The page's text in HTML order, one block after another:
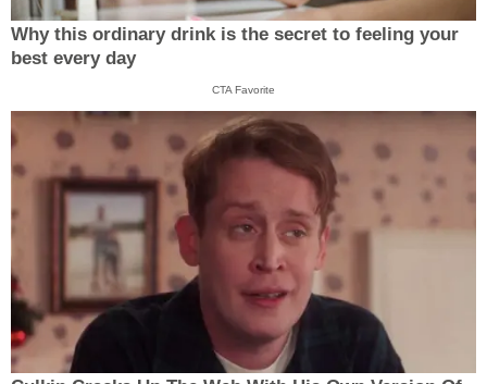
Why this ordinary drink is the secret to feeling your
best every day
CTA Favorite